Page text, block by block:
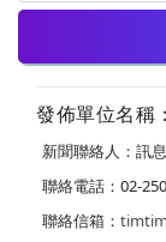
發佈單位名稱
新聞聯絡人：訊
聯絡電話：02-
聯絡信箱：